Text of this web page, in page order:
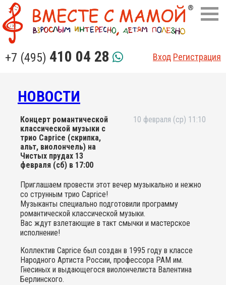
+7 (495) 410 04 28 Вход Регистрация
НОВОСТИ
Концерт романтической
классической музыки с
трио Caprice (скрипка,
альт, виолончель) на
Чистых прудах 13
февраля (сб) в 17:00
10 февраля (ср) 11:10
Приглашаем провести этот вечер музыкально и нежно
со струнным трио Caprice!
Музыканты специально подготовили программу
романтической классической музыки.
Вас ждут взлетающие в такт смычки и мастерское
исполнение!
Коллектив Caprice был создан в 1995 году в классе
Народного Артиста России, профессора РАМ им.
Гнесиных и выдающегося виолончелиста Валентина
Берлинского.